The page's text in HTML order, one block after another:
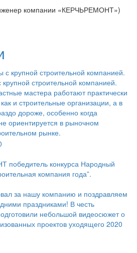
компании «КЕРЧЬРЕМОНТ»)
строительной компанией.
мастера работают практически
и строительные организации, а в
дороже, особенно когда
ориентируется в рыночном
рынке.
конкурса Народный
компания года”.
за нашу компанию и поздравляем
праздниками! В честь
небольшой видеосюжет о
проектов уходящего 2020